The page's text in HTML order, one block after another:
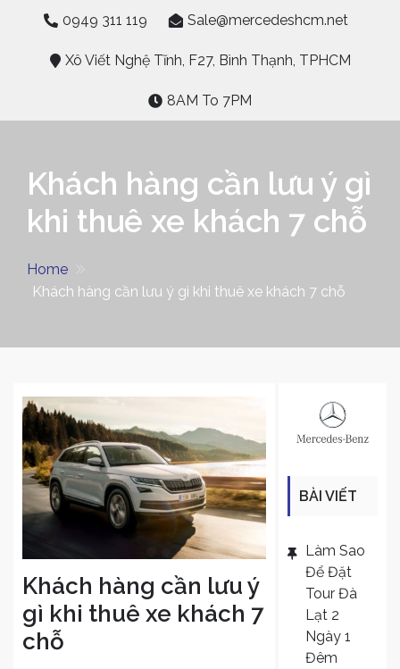
content
0949 311 119 Sale@mercedeshcm.net
Xô Viết Nghệ Tĩnh, F27, Bình Thạnh, TPHCM
8AM To 7PM
Khách hàng cần lưu ý gì
khi thuê xe khách 7 chỗ
Home
Khách hàng cần lưu ý gì khi thuê xe khách 7 chỗ
Khách hàng cần lưu ý
gì khi thuê xe khách 7
chỗ
BÀI VIẾT
Làm Sao
Để Đặt
Tour Đà
Lạt 2
Ngày 1
Đêm